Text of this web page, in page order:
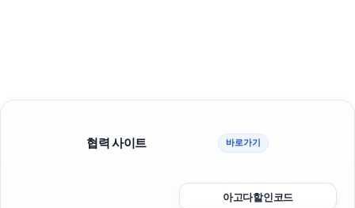
협력 사이트 바로가기
아고다할인코드